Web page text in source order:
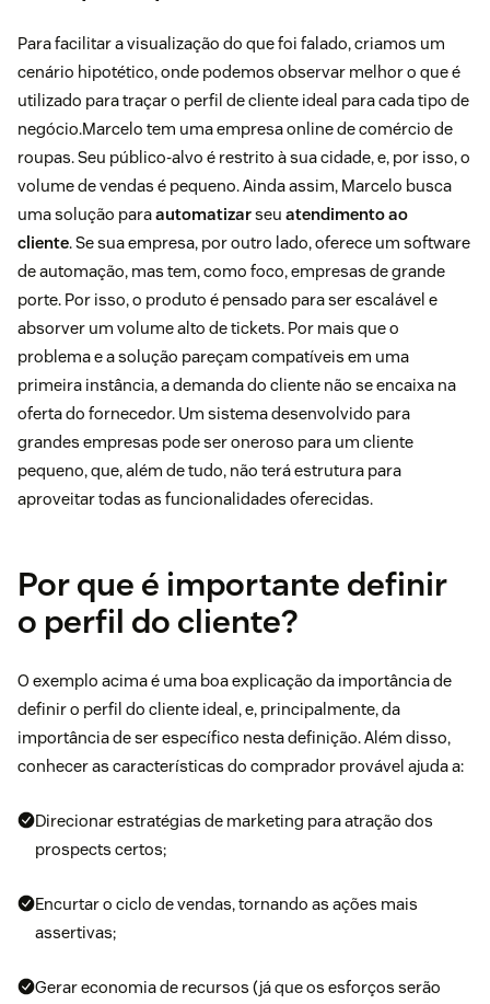
Para facilitar a visualização do que foi falado, criamos um
cenário hipotético, onde podemos observar melhor o que é
utilizado para traçar o perfil de cliente ideal para cada tipo de
negócio.Marcelo tem uma empresa online de comércio de
roupas. Seu público-alvo é restrito à sua cidade, e, por isso, o
volume de vendas é pequeno. Ainda assim, Marcelo busca
uma solução paraautomatizarseu atendimento ao
cliente. Se sua empresa, por outro lado, oferece um software
de automação, mas tem, como foco, empresas de grande
porte. Por isso, o produto é pensado para ser escalável e
absorver um volume alto de tickets. Por mais que o
problema e a solução pareçam compatíveis em uma
primeira instância, a demanda do cliente não se encaixa na
oferta do fornecedor. Um sistema desenvolvido para
grandes empresas pode ser oneroso para um cliente
pequeno, que, além de tudo, não terá estrutura para
aproveitar todas as funcionalidades oferecidas.
Por que é importante definir
o perfil do cliente?
O exemplo acima é uma boa explicação da importância de
definir o perfil do cliente ideal, e, principalmente, da
importância de ser específico nesta definição. Além disso,
conhecer as características do comprador provável ajuda a:
Direcionar estratégias de marketing para atração dos
prospects certos;
Encurtar o ciclo de vendas, tornando as ações mais
assertivas;
Gerar economia de recursos (já que os esforços serão